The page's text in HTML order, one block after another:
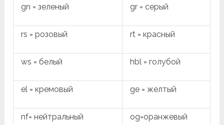
gn = зеленый gr = серый
rs = розовый rt = красный
ws = белый hbl = голубой
el = кремовый ge = желтый
nf= нейтральный og=оранжевый